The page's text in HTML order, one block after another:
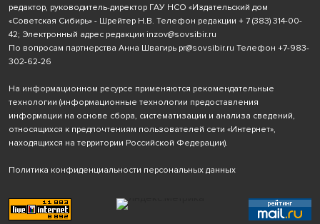
редактор, руководитель-директор ГАУ НСО «Издательский дом
«Советская Сибирь» - Шрейтер Н.В. Телефон редакции + 7 (383) 314-00-
42; Электронный адрес редакции inzov@sovsibir.ru
По вопросам партнерства Анна Швагирь pr@sovsibir.ru Телефон +7-983-
302-62-26
На информационном ресурсе применяются рекомендательные
технологии (информационные технологии предоставления
информации на основе сбора, систематизации и анализа сведений,
относящихся к предпочтениям пользователей сети «Интернет»,
находящихся на территории Российской Федерации).
Политика конфиденциальности персональных данных